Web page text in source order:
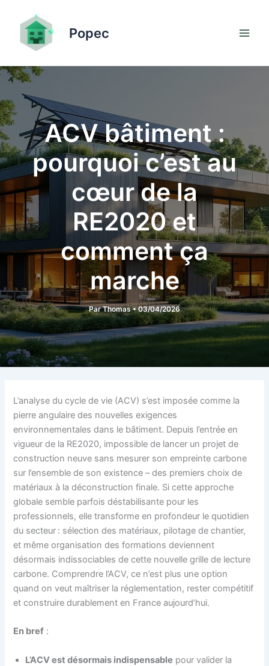
contenu
Popec
ACV bâtiment :
pourquoi c’est au
cœur de la
RE2020 et
comment ça
marche
ParThomas•03/04/2026
L’analyse du cycle de vie (ACV) s’est imposée comme la
pierre angulaire des nouvelles exigences
environnementales dans le bâtiment. Depuis l’entrée en
vigueur de la RE2020, impossible de lancer un projet de
construction neuve sans mesurer son empreinte carbone
sur l’ensemble de son existence – des premiers choix de
matériaux à la déconstruction finale. Si cette approche
globale semble parfois déstabilisante pour les
professionnels, elle transforme en profondeur le quotidien
du secteur : sélection des matériaux, pilotage de chantier,
et même organisation des formations deviennent
désormais indissociables de cette nouvelle grille de lecture
carbone. Comprendre l’ACV, ce n’est plus une option
quand on veut maîtriser la réglementation, rester compétitif
et construire durablement en France aujourd’hui.
En bref :
L’ACV est désormais indispensable pour valider la